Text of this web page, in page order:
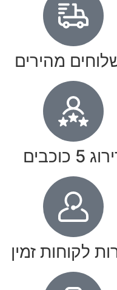
מהירים
5 כוכבים
לקוחות זמין